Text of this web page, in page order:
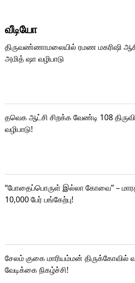
வீடியோ
திருவண்ணாமலையில் ரமண மகரிஷி
அமித் ஷா வழிபாடு
தவெக ஆட்சி சிறக்க வேண்டி 108
வழிபாடு!
“போதைப்பொருள் இல்லா கோவை” –
10,000 பேர் பங்கேற்பு!
சேலம் குகை மாரியம்மன் திருக்கோவில்
வேடிக்கை நிகழ்ச்சி!